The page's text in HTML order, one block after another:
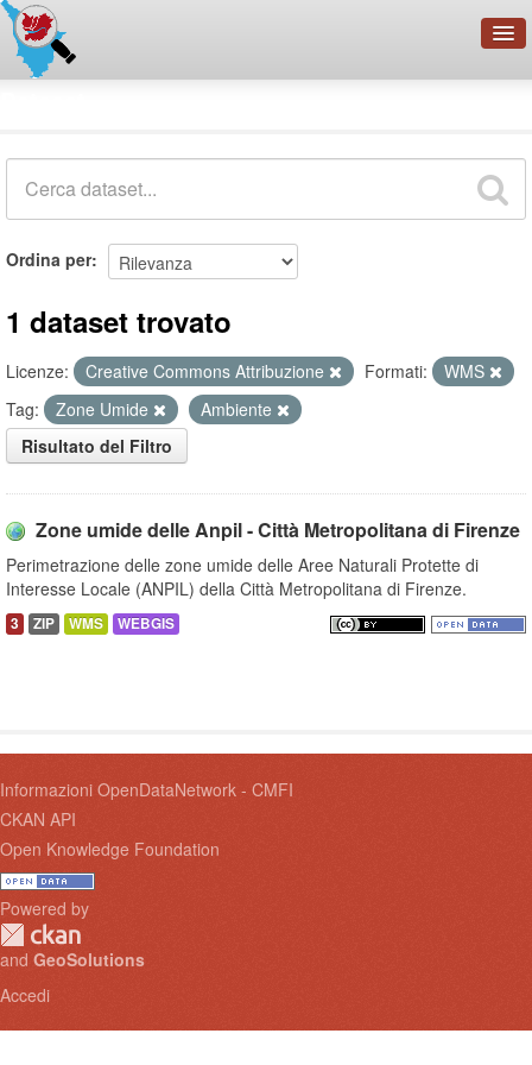
Organizzazioni
Ordina per
1 dataset trovato
Licenze: Creative Commons Attribuzione Formati:
WMS
Tag:
Zone Umide
Ambiente
Risultato del Filtro
Zone umide delle Anpil - Città Metropolitana di Firenze
Perimetrazione delle zone umide delle Aree Naturali Protette di
Interesse Locale (ANPIL) della Città Metropolitana di Firenze.
3 ZIP WMS WEBGIS
Informazioni OpenDataNetwork - CMFI
CKAN API
Open Knowledge Foundation
Powered by
and GeoSolutions
Accedi